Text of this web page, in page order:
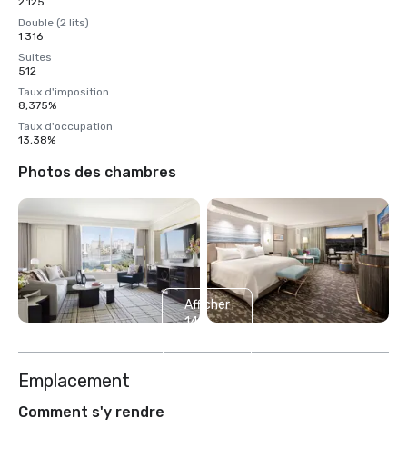
Double (2 lits)
1 316
Suites
512
Taux d'imposition
8,375%
Taux d'occupation
13,38%
Photos des chambres
Afficher
14
Emplacement
Comment s'y rendre